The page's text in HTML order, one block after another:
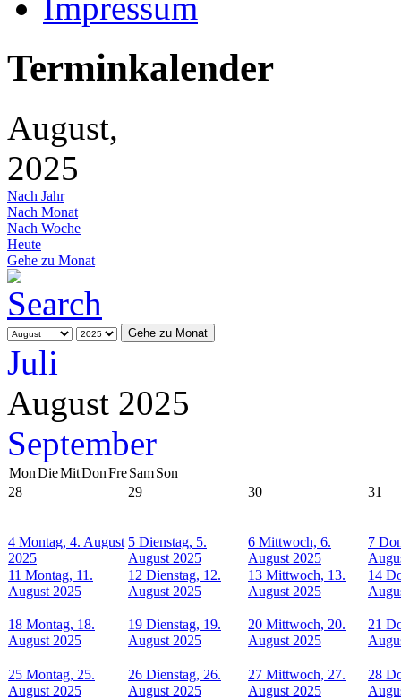
Terminkalender
August,
2025
Nach Jahr
Nach Monat
Nach Woche
Heute
Gehe zu Monat
Gehe zu Monat
Juli
August 2025
September
MonDieMitDonFreSamSon
28
29 30 31
4 Montag, 4. August
2025
5 Dienstag, 5.
August 2025
6 Mittwoch, 6.
August 2025
7
11 Montag, 11.
August 2025
12 Dienstag, 12.
August 2025
13 Mittwoch, 13.
August 2025
14
18 Montag, 18.
August 2025
19 Dienstag, 19.
August 2025
20 Mittwoch, 20.
August 2025
21
25 Montag, 25.
August 2025
26 Dienstag, 26.
August 2025
27 Mittwoch, 27.
August 2025
28